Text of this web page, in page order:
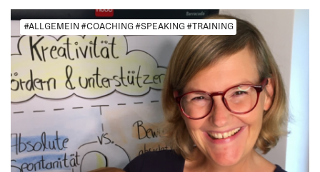
#ALLGEMEIN #COACHING #SPEAKING #TRAINING